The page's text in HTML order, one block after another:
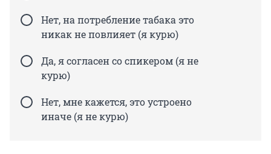
Нет, на потребление табака это
никак не повлияет (я курю)
Да, я согласен со спикером (я не
курю)
Нет, мне кажется, это устроено
иначе (я не курю)